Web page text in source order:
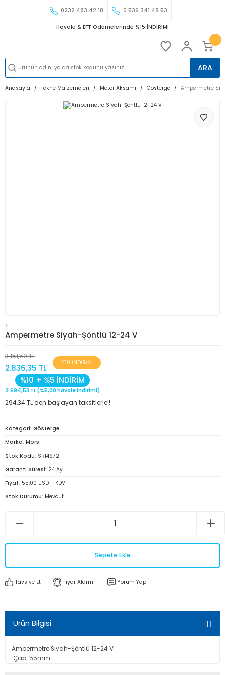
0232 483 42 18 0 536 341 48 53
Havale & EFT Ödemelerinde %15 İNDİRİM!
ARA
Anasayfa Tekne Malzemeleri Motor Aksamı Gösterge Ampermetre
<
Ampermetre Siyah-Şöntlü 12-24 V
3.151,50 TL
2.836,35 TL
%10 İNDİRİM
%10 + %5 İNDİRİM
2.694,53 TL (%5,00 havale indirimi)
294,34 TL den başlayan taksitlerle!!
Kategori Gösterge
Marka Mors
Stok Kodu SR14972
Garanti Süresi 24 Ay
Fiyat 55,00 USD + KDV
Stok Durumu Mevcut
Sepete Ekle
Tavsiye Et Fiyar Alarmı Yorum Yap
Ürün Bilgisi
Ampermetre Siyah-Şöntlü 12-24 V
Çap: 55mm